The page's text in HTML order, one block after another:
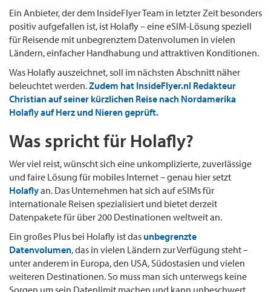
Ein Anbieter, der dem InsideFlyer Team in letzter Zeit besonders
positiv aufgefallen ist, ist Holafly – eine eSIM-Lösung speziell
für Reisende mit unbegrenztem Datenvolumen in vielen
Ländern, einfacher Handhabung und attraktiven Konditionen.
Was Holafly auszeichnet, soll im nächsten Abschnitt näher
beleuchtet werden.Zudem hat InsideFlyer.nl Redakteur
Christian auf seiner kürzlichen Reise nach Nordamerika
Holafly auf Herz und Nieren geprüft.
Was spricht für Holafly?
Wer viel reist, wünscht sich eine unkomplizierte, zuverlässige
und faire Lösung für mobiles Internet – genau hier setzt
Holaflyan. Das Unternehmen hat sich auf eSIMs für
internationale Reisen spezialisiert und bietet derzeit
Datenpakete für über 200 Destinationen weltweit an.
Ein großes Plus bei Holafly ist das unbegrenzte
Datenvolumen, das in vielen Ländern zur Verfügung steht –
unter anderem in Europa, den USA, Südostasien und vielen
weiteren Destinationen. So muss man sich unterwegs keine
Sorgen um sein Datenlimit machen und kann unbeschwert